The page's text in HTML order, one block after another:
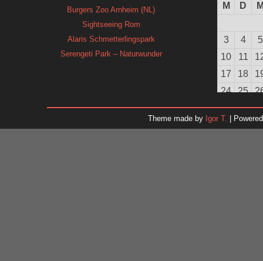
Burgers Zoo Arnheim (NL)
Sightseeing Rom
Alaris Schmetterlingspark
Serengeti Park – Naturwunder
M
D
3 4
5
10
11
17
18
24
25
31
Theme made by Igor T. |